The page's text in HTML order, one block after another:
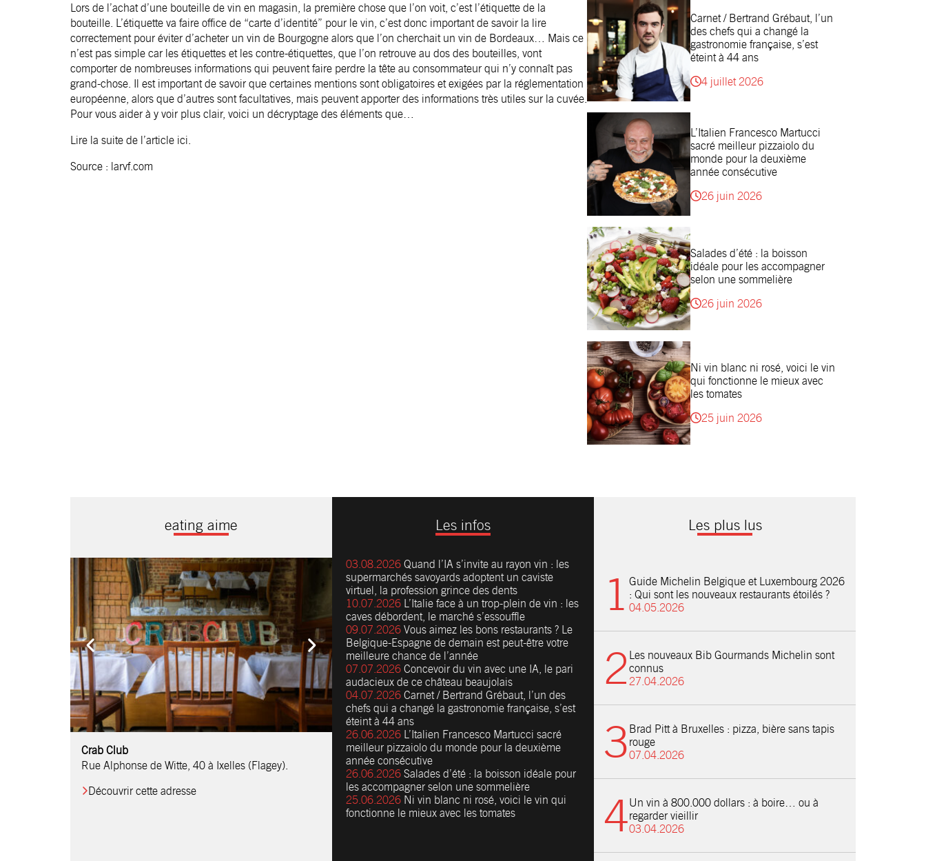
Lors de l’achat d’une bouteille de vin en magasin, la première chose que l’on voit, c’est l’étiquette de la
bouteille. L’étiquette va faire office de “carte d’identité” pour le vin, c’est donc important de savoir la lire
correctement pour éviter d’acheter un vin de Bourgogne alors que l’on cherchait un vin de Bordeaux… Mais ce
n’est pas simple car les étiquettes et les contre-étiquettes, que l’on retrouve au dos des bouteilles, vont
comporter de nombreuses informations qui peuvent faire perdre la tête au consommateur qui n’y connaît pas
grand-chose. Il est important de savoir que certaines mentions sont obligatoires et exigées par la réglementation
européenne, alors que d’autres sont facultatives, mais peuvent apporter des informations très utiles sur la cuvée.
Pour vous aider à y voir plus clair, voici un décryptage des éléments que…
Lire la suite de l’article ici.
Source : larvf.com
Carnet / Bertrand Grébaut, l’un
des chefs qui a changé la
gastronomie française, s’est
éteint à 44 ans
4 juillet 2026
L’Italien Francesco Martucci
sacré meilleur pizzaiolo du
monde pour la deuxième
année consécutive
26 juin 2026
Salades d’été : la boisson
idéale pour les accompagner
selon une sommelière
26 juin 2026
Ni vin blanc ni rosé, voici le vin
qui fonctionne le mieux avec
les tomates
25 juin 2026
eating aime
Comptoir Chouchou
Crab Club
Rue Alphonse de Witte, 40 à Ixelles (Flagey).
Découvrir cette adresse
OM Restaurant
Table & Comptoir
Le Relais d’Orti
Studio 97
Löctave Restaurant
F-eat Restaurant
L’Art des Mets
Restaurant Harmonie
La Table de Jean
Les infos
03.08.2026 Quand l’IA s’invite au rayon vin : les
supermarchés savoyards adoptent un caviste
virtuel, la profession grince des dents
10.07.2026 L’Italie face à un trop-plein de vin : les
caves débordent, le marché s’essouffle
09.07.2026 Vous aimez les bons restaurants ? Le
Belgique-Espagne de demain est peut-être votre
meilleure chance de l’année
07.07.2026 Concevoir du vin avec une IA, le pari
audacieux de ce château beaujolais
04.07.2026 Carnet / Bertrand Grébaut, l’un des
chefs qui a changé la gastronomie française, s’est
éteint à 44 ans
26.06.2026 L’Italien Francesco Martucci sacré
meilleur pizzaiolo du monde pour la deuxième
année consécutive
26.06.2026 Salades d’été : la boisson idéale pour
les accompagner selon une sommelière
25.06.2026 Ni vin blanc ni rosé, voici le vin qui
fonctionne le mieux avec les tomates
Les plus lus
Guide Michelin Belgique et Luxembourg 2026
: Qui sont les nouveaux restaurants étoilés ?
04.05.2026
Les nouveaux Bib Gourmands Michelin sont
connus
27.04.2026
Brad Pitt à Bruxelles : pizza, bière sans tapis
rouge
07.04.2026
Un vin à 800.000 dollars : à boire… ou à
regarder vieillir
03.04.2026